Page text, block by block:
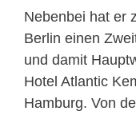
Nebenbei hat er
Berlin einen
und damit
Hotel Atlantic
Hamburg. Von